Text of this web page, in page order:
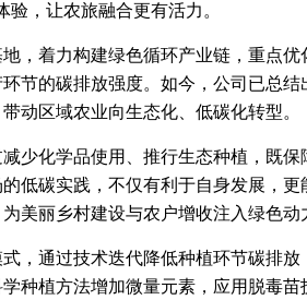
，让农旅融合更有活力。
，着力构建绿色循环产业链，重点优
节的碳排放强度。如今，公司已总结
动区域农业向生态化、低碳化转型。
少化学品使用、推行生态种植，既保
低碳实践，不仅有利于自身发展，更
美丽乡村建设与农户增收注入绿色动
，通过技术迭代降低种植环节碳排放
种植方法增加微量元素，应用脱毒苗